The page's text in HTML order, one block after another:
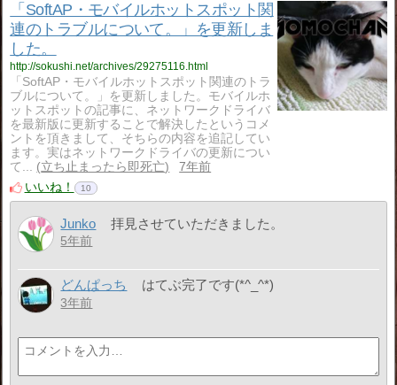
「SoftAP・モバイルホットスポット関
連のトラブルについて。」を更新しま
した。
http://sokushi.net/archives/29275116.html
「SoftAP・モバイルホットスポット関連のトラ
ブルについて。」を更新しました。モバイルホ
ットスポットの記事に、ネットワークドライバ
を最新版に更新することで解決したというコメ
ントを頂きまして、そちらの内容を追記してい
ます。実はネットワークドライバの更新につい
て...
立ち止まったら即死亡
7年前
いいね！
10
Junko 拝見させていただきました。
5年前
どんぱっち はてぶ完了です(*^_^*)
3年前